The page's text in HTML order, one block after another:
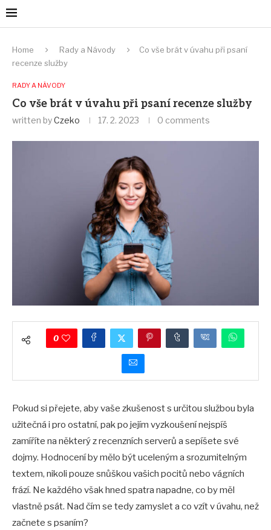
Home Rady a Návody
Co vše brát v úvahu při psaní
recenze služby
RADY A NÁVODY
Co vše brát v úvahu při psaní recenze služby
written byCzeko 17. 2. 2023 0 comments
0
Pokud si přejete, aby vaše zkušenost s určitou službou byla
užitečná i pro ostatní, pak po jejím vyzkoušení nejspíš
zamíříte na některý z recenzních serverů a sepíšete své
dojmy. Hodnocení by mělo být uceleným a srozumitelným
textem, nikoli pouze snůškou vašich pocitů nebo vágních
frází. Ne každého však hned spatra napadne, co by měl
vlastně psát. Nad čím se tedy zamyslet a co vzít v úvahu, než
začnete s psaním?